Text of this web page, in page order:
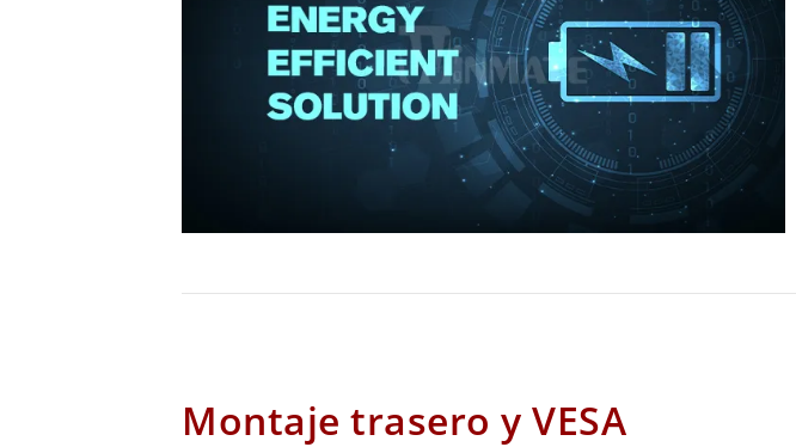
Montaje trasero y VESA